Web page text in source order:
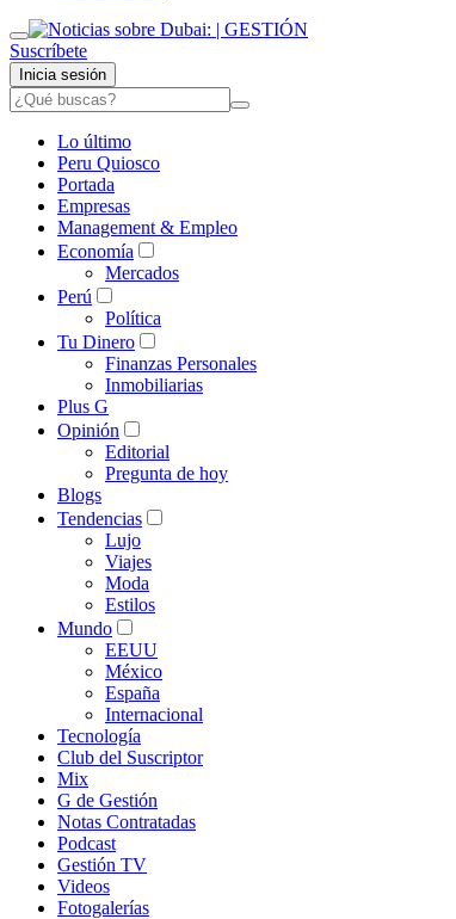
Suscríbete
Inicia sesión
Lo último
Peru Quiosco
Portada
Empresas
Management & Empleo
Economía
Mercados
Perú
Política
Tu Dinero
Finanzas Personales
Inmobiliarias
Plus G
Opinión
Editorial
Pregunta de hoy
Blogs
Tendencias
Lujo
Viajes
Moda
Estilos
Mundo
EEUU
México
España
Internacional
Tecnología
Club del Suscriptor
Mix
G de Gestión
Notas Contratadas
Podcast
Gestión TV
Videos
Fotogalerías